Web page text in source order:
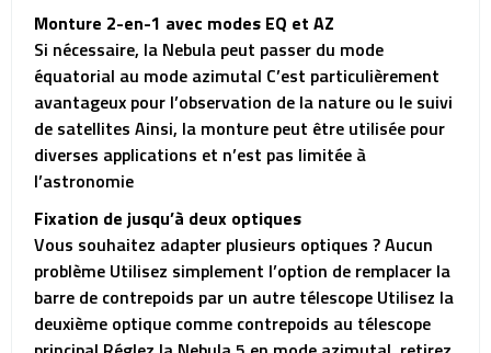
Monture 2-en-1 avec modes EQ et AZ
Si nécessaire, la Nebula peut passer du mode
équatorial au mode azimutal C’est particulièrement
avantageux pour l’observation de la nature ou le suivi
de satellites Ainsi, la monture peut être utilisée pour
diverses applications et n’est pas limitée à
l’astronomie
Fixation de jusqu’à deux optiques
Vous souhaitez adapter plusieurs optiques ? Aucun
problème Utilisez simplement l’option de remplacer la
barre de contrepoids par un autre télescope Utilisez la
deuxième optique comme contrepoids au télescope